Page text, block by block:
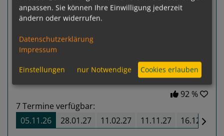
92 %
7Termine verfügbar:
05.11.26
28.01.27 11.02.27 11.11.27 16.12.27
anpassen. Sie können Ihre Einwilligung jederzeit
ändern oder widerrufen.
Datenschutzerklärung
Impressum
Einstellungen nur Notwendige Cookies erlauben